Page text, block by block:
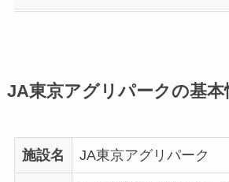
JA東京アグリパークの基本
施設名 JA東京アグリパーク